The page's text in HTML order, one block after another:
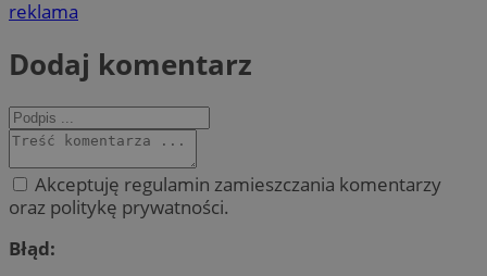
reklama
Dodaj komentarz
Akceptuję regulamin zamieszczania komentarzy
oraz politykę prywatności.
Błąd: